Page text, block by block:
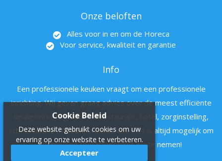
Onze beloften
Alles voor in en om de Horeca
Voor service, kwaliteit en garantie
Info
Een professionele keuken vraagt om een professionele
inrichting. Wij geven graag advies over de meest efficiënte
keukeninrichting voor uw restaurant, hotel, zorginstelling,
schoolkantine of bedrijfsrestaurant. Het is altijd mogelijk om
vrijblijvend contact met ons op te nemen!
Cookie Beleid
Deze website gebruikt cookies om uw
ervaring op onze website te verbeteren.
Accepteer